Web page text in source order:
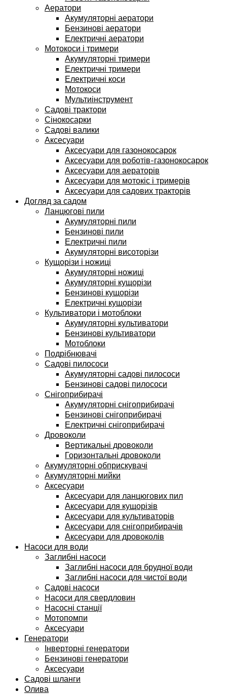
Аератори
Акумуляторні аератори
Бензинові аератори
Електричні аератори
Мотокоси і тримери
Акумуляторні тримери
Електричні тримери
Електричні коси
Мотокоси
Мультиінструмент
Садові трактори
Сінокосарки
Садові валики
Аксесуари
Аксесуари для газонокосарок
Аксесуари для роботів-газонокосарок
Аксесуари для аераторів
Аксесуари для мотокіс і тримерів
Аксесуари для садових тракторів
Догляд за садом
Ланцюгові пили
Акумуляторні пили
Бензинові пили
Електричні пили
Акумуляторні висоторізи
Кущорізи і ножиці
Акумуляторні ножиці
Акумуляторні кущорізи
Бензинові кущорізи
Електричні кущорізи
Культиватори і мотоблоки
Акумуляторні культиватори
Бензинові культиватори
Мотоблоки
Подрібнювачі
Садові пилососи
Акумуляторні садові пилососи
Бензинові садові пилососи
Снігоприбирачі
Акумуляторні снігоприбирачі
Бензинові снігоприбирачі
Електричні снігоприбирачі
Дровоколи
Вертикальні дровоколи
Горизонтальні дровоколи
Акумуляторні обприскувачі
Акумуляторні мийки
Аксесуари
Аксесуари для ланцюгових пил
Аксесуари для кущорізів
Аксесуари для культиваторів
Аксесуари для снігоприбирачів
Аксесуари для дровоколів
Насоси для води
Заглибні насоси
Заглибні насоси для брудної води
Заглибні насоси для чистої води
Садові насоси
Насоси для свердловин
Насосні станції
Мотопомпи
Аксесуари
Генератори
Інверторні генератори
Бензинові генератори
Аксесуари
Садові шланги
Олива